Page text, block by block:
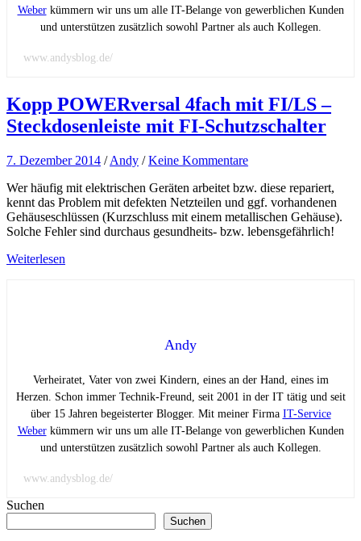
Weberkümmern wir uns um alle IT-Belange von gewerblichen Kunden
und unterstützen zusätzlich sowohl Partner als auch Kollegen.
www.andysblog.de/
Kopp POWERversal 4fach mit FI/LS –
Steckdosenleiste mit FI-Schutzschalter
7. Dezember 2014 /Andy /Keine Kommentare
Wer häufig mit elektrischen Geräten arbeitet bzw. diese repariert,
kennt das Problem mit defekten Netzteilen und ggf. vorhandenen
Gehäuseschlüssen (Kurzschluss mit einem metallischen Gehäuse).
Solche Fehler sind durchaus gesundheits- bzw. lebensgefährlich!
Weiterlesen
Andy
Verheiratet, Vater von zwei Kindern, eines an der Hand, eines im
Herzen. Schon immer Technik-Freund, seit 2001 in der IT tätig und seit
über 15 Jahren begeisterter Blogger. Mit meiner Firma IT-Service
Weberkümmern wir uns um alle IT-Belange von gewerblichen Kunden
und unterstützen zusätzlich sowohl Partner als auch Kollegen.
www.andysblog.de/
Suchen
Suchen